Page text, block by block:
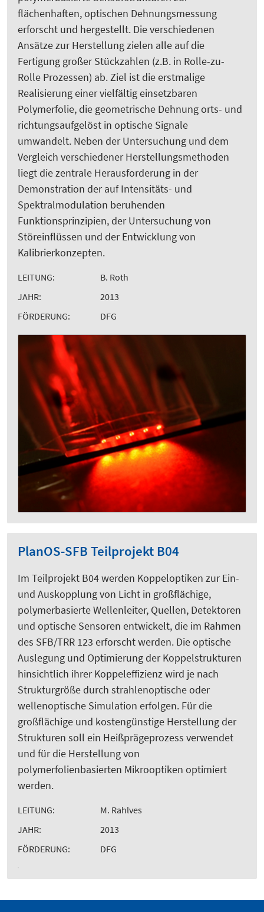
flächenhaften, optischen Dehnungsmessung
erforscht und hergestellt. Die verschiedenen
Ansätze zur Herstellung zielen alle auf die
Fertigung großer Stückzahlen (z.B. in Rolle-zu-
Rolle Prozessen) ab. Ziel ist die erstmalige
Realisierung einer vielfältig einsetzbaren
Polymerfolie, die geometrische Dehnung orts- und
richtungsaufgelöst in optische Signale
umwandelt. Neben der Untersuchung und dem
Vergleich verschiedener Herstellungsmethoden
liegt die zentrale Herausforderung in der
Demonstration der auf Intensitäts- und
Spektralmodulation beruhenden
Funktionsprinzipien, der Untersuchung von
Störeinflüssen und der Entwicklung von
Kalibrierkonzepten.
LEITUNG:
B. Roth
JAHR:
2013
FÖRDERUNG:
DFG
PlanOS-SFB Teilprojekt B04
Im Teilprojekt B04 werden Koppeloptiken zur Ein-
und Auskopplung von Licht in großflächige,
polymerbasierte Wellenleiter, Quellen, Detektoren
und optische Sensoren entwickelt, die im Rahmen
des SFB/TRR 123 erforscht werden. Die optische
Auslegung und Optimierung der Koppelstrukturen
hinsichtlich ihrer Koppeleffizienz wird je nach
Strukturgröße durch strahlenoptische oder
wellenoptische Simulation erfolgen. Für die
großflächige und kostengünstige Herstellung der
Strukturen soll ein Heißprägeprozess verwendet
und für die Herstellung von
polymerfolienbasierten Mikrooptiken optimiert
werden.
LEITUNG:
M. Rahlves
JAHR:
2013
FÖRDERUNG:
DFG